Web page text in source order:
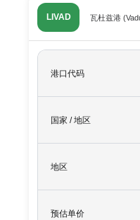
LIVAD 瓦杜兹港
港口代码
国家 / 地区
地区
预估单价